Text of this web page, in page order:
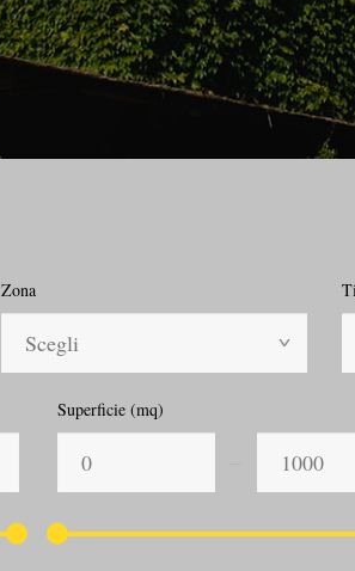
Zona
Scegli
Superficie (mq)